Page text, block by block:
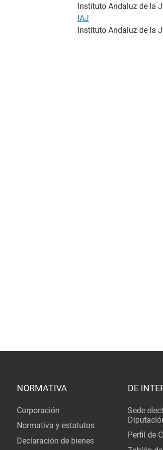
Instituto Andaluz de la
IAJ
Instituto Andaluz de la
NORMATIVA
Corporación
Normativa y estatutos
Declaración de bienes
DE
Sede
Perfil de